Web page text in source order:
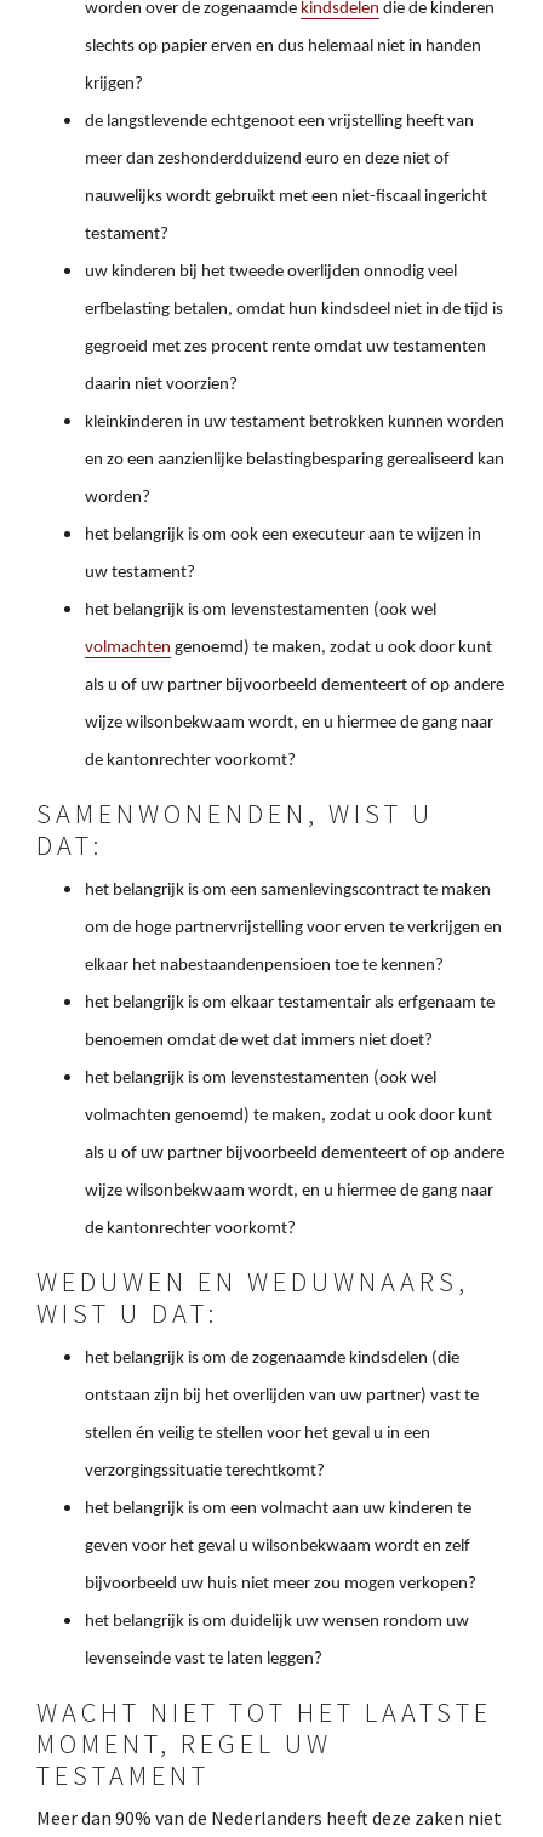
worden over de zogenaamde kindsdelen die de kinderen
slechts op papier erven en dus helemaal niet in handen
krijgen?
de langstlevende echtgenoot een vrijstelling heeft van
meer dan zeshonderdduizend euro en deze niet of
nauwelijks wordt gebruikt met een niet-fiscaal ingericht
testament?
uw kinderen bij het tweede overlijden onnodig veel
erfbelasting betalen, omdat hun kindsdeel niet in de tijd is
gegroeid met zes procent rente omdat uw testamenten
daarin niet voorzien?
kleinkinderen in uw testament betrokken kunnen worden
en zo een aanzienlijke belastingbesparing gerealiseerd kan
worden?
het belangrijk is om ook een executeur aan te wijzen in
uw testament?
het belangrijk is om levenstestamenten (ook wel
volmachten genoemd) te maken, zodat u ook door kunt
als u of uw partner bijvoorbeeld dementeert of op andere
wijze wilsonbekwaam wordt, en u hiermee de gang naar
de kantonrechter voorkomt?
SAMENWONENDEN, WIST U
DAT:
het belangrijk is om een samenlevingscontract te maken
om de hoge partnervrijstelling voor erven te verkrijgen en
elkaar het nabestaandenpensioen toe te kennen?
het belangrijk is om elkaar testamentair als erfgenaam te
benoemen omdat de wet dat immers niet doet?
het belangrijk is om levenstestamenten (ook wel
volmachten genoemd) te maken, zodat u ook door kunt
als u of uw partner bijvoorbeeld dementeert of op andere
wijze wilsonbekwaam wordt, en u hiermee de gang naar
de kantonrechter voorkomt?
WEDUWEN EN WEDUWNAARS,
WIST U DAT:
het belangrijk is om de zogenaamde kindsdelen (die
ontstaan zijn bij het overlijden van uw partner) vast te
stellen én veilig te stellen voor het geval u in een
verzorgingssituatie terechtkomt?
het belangrijk is om een volmacht aan uw kinderen te
geven voor het geval u wilsonbekwaam wordt en zelf
bijvoorbeeld uw huis niet meer zou mogen verkopen?
het belangrijk is om duidelijk uw wensen rondom uw
levenseinde vast te laten leggen?
WACHT NIET TOT HET LAATSTE
MOMENT, REGEL UW
TESTAMENT
Meer dan 90% van de Nederlanders heeft deze zaken niet